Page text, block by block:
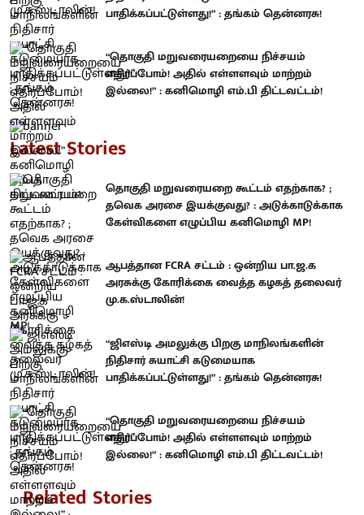
பாதிக்கப்பட்டுள்ளது!” : தங்கம் தென்னரசு!
“தொகுதி மறுவரையறையை நிச்சயம்
எதிர்ப்போம்! அதில் எள்ளளவும் மாற்றம்
இல்லை!” : கனிமொழி எம்.பி திட்டவட்டம்!
Latest Stories
தொகுதி மறுவரையறை கூட்டம் எதற்காக? ;
தவெக அரசை இயக்குவது? : அடுக்காடுக்காக
கேள்விகளை எழுப்பிய கனிமொழி MP!
ஆபத்தான FCRA சட்டம் : ஒன்றிய பா.ஜ.க
அரசுக்கு கோரிக்கை வைத்த கழகத் தலைவர்
மு.க.ஸ்டாலின்!
“ஜிஎஸ்டி அமலுக்கு பிறகு மாநிலங்களின்
நிதிசார் சுயாட்சி கடுமையாக
பாதிக்கப்பட்டுள்ளது!” : தங்கம் தென்னரசு!
“தொகுதி மறுவரையறையை நிச்சயம்
எதிர்ப்போம்! அதில் எள்ளளவும் மாற்றம்
இல்லை!” : கனிமொழி எம்.பி திட்டவட்டம்!
Related Stories